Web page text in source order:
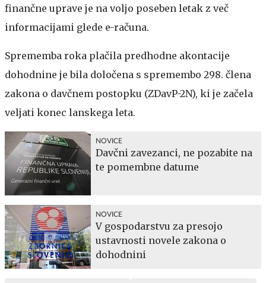
finančne uprave je na voljo poseben letak z več
informacijami glede e-računa.
Sprememba roka plačila predhodne akontacije
dohodnine je bila določena s spremembo 298. člena
zakona o davčnem postopku (ZDavP-2N), ki je začela
veljati konec lanskega leta.
NOVICE
Davčni zavezanci, ne pozabite na
te pomembne datume
NOVICE
V gospodarstvu za presojo
ustavnosti novele zakona o
dohodnini